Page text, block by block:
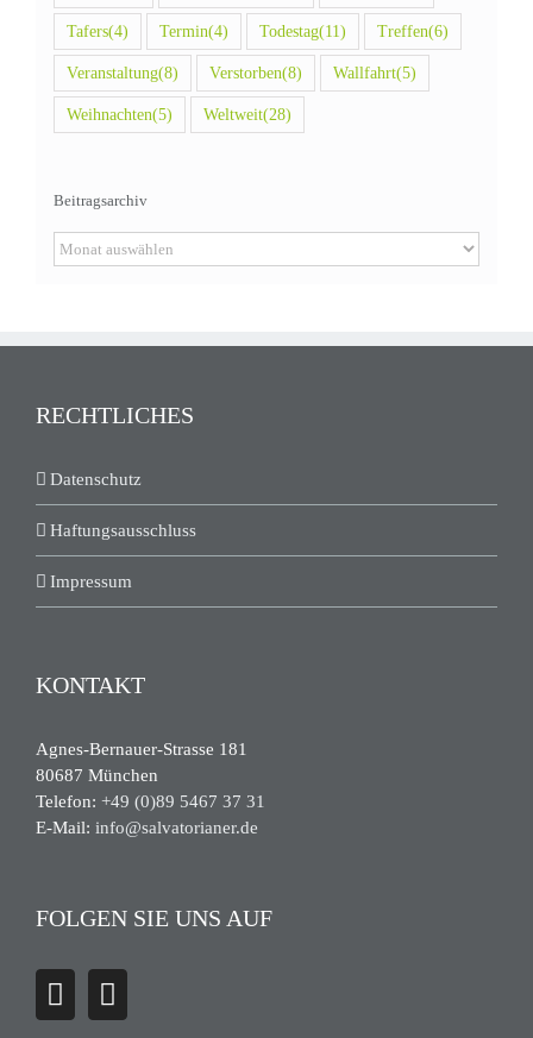
Tafers(4) Termin(4) Todestag(11) Treffen(6)
Veranstaltung(8) Verstorben(8) Wallfahrt(5)
Weihnachten(5) Weltweit(28)
Beitragsarchiv
Beitragsarchiv
RECHTLICHES
Datenschutz
Haftungsausschluss
Impressum
KONTAKT
Agnes-Bernauer-Strasse 181
80687 München
Telefon: +49 (0)89 5467 37 31
E-Mail: info@salvatorianer.de
FOLGEN SIE UNS AUF